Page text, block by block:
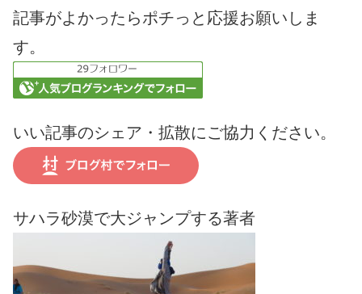
記事がよかったらポチっと応援お願いしま
す。
いい記事のシェア・拡散にご協力ください。
サハラ砂漠で大ジャンプする著者